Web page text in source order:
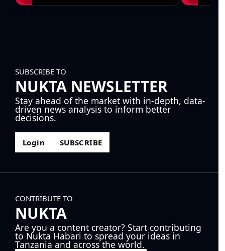
SUBSCRIBE TO
NUKTA NEWSLETTER
Stay ahead of the market with in-depth, data-
driven news analysis to inform better
decisions.
Login SUBSCRIBE
CONTRIBUTE TO
NUKTA
Are you a content creator? Start contributing
to Nukta Habari to spread your ideas in
Tanzania and across the world.